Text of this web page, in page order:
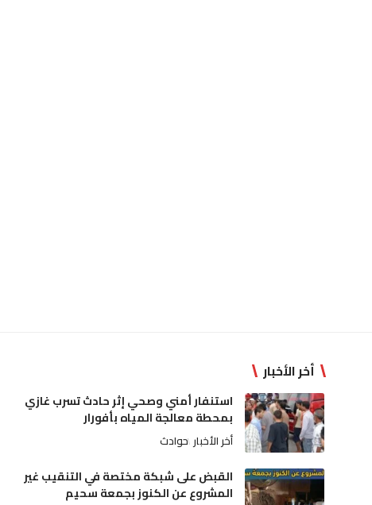
أخر الأخبار
استنفار أمني وصحي إثر حادث تسرب غازي
بمحطة معالجة المياه بأفورار
أخر الأخبار حوادث
القبض على شبكة مختصة في التنقيب غير
المشروع عن الكنوز بجمعة سحيم